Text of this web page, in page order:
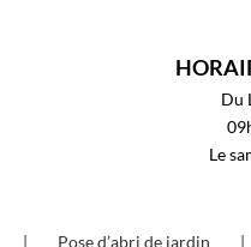
Du
Le
Pose d’abri de jardin